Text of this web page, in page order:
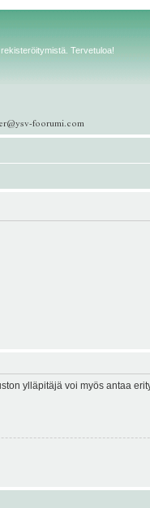
Tervetuloa!
ylläpitäjä voi myös antaa